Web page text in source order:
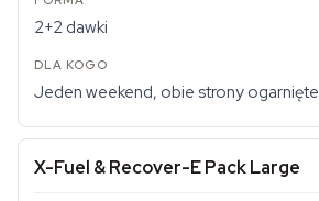
2+2 dawki
Jeden weekend, obie strony ogarnięte
X-Fuel & Recover-E Pack Large